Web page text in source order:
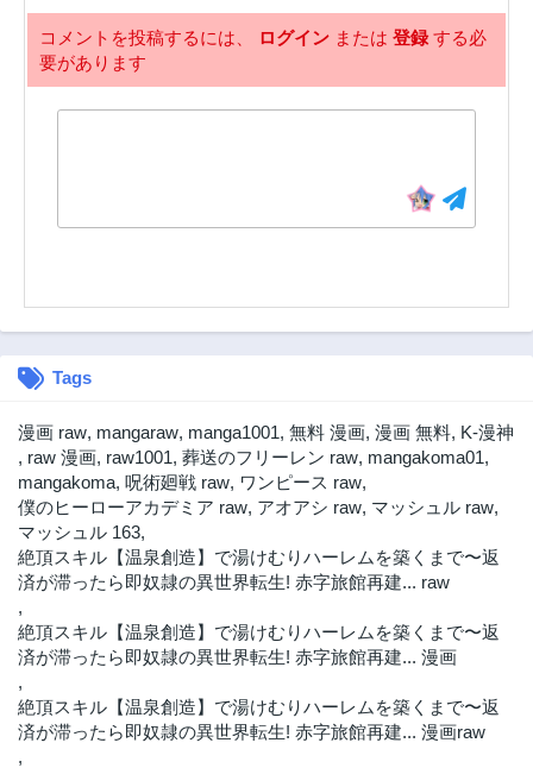
第6.2話
2ヶ月前
第6.1話
2ヶ月前
第5.3話
2ヶ月前 2ヶ月前
第2.2話
第1話
2ヶ月前
コメントを投稿するには、 ログイン または 登録する必
要があります
Tags
漫画 raw, mangaraw, manga1001, 無料 漫画, 漫画 無料, K-漫神
, raw 漫画, raw1001, 葬送のフリーレン raw, mangakoma01,
mangakoma, 呪術廻戦 raw, ワンピース raw,
僕のヒーローアカデミア raw, アオアシ raw, マッシュル raw,
マッシュル 163,
絶頂スキル【温泉創造】で湯けむりハーレムを築くまで〜返
済が滞ったら即奴隷の異世界転生! 赤字旅館再建... raw
,
絶頂スキル【温泉創造】で湯けむりハーレムを築くまで〜返
済が滞ったら即奴隷の異世界転生! 赤字旅館再建... 漫画
,
絶頂スキル【温泉創造】で湯けむりハーレムを築くまで〜返
済が滞ったら即奴隷の異世界転生! 赤字旅館再建... 漫画raw
,